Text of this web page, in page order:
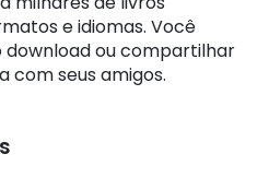
e idiomas. Você
download ou compartilhar
com seus amigos.